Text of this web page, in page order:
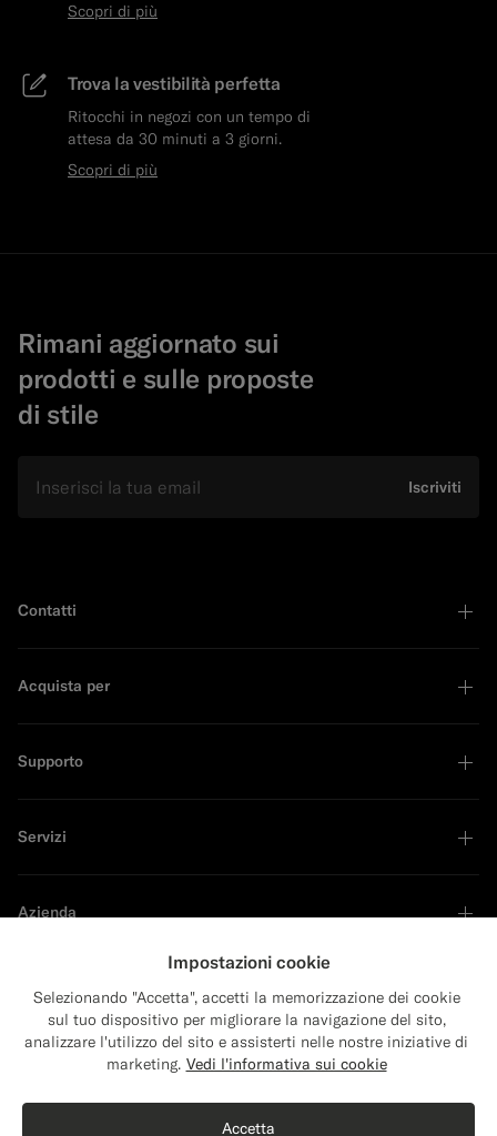
Acquista il look
Scopri di più
Trova la vestibilità perfetta
Ritocchi in negozi con un tempo di
attesa da 30 minuti a 3 giorni.
Scopri di più
Rimani aggiornato sui
prodotti e sulle proposte
di stile
Iscriviti
Contatti
Acquista per
Supporto
Servizi
Azienda
Sustainability Leader
Close
Spedizione: Stati Uniti?
i contenuti più rilevanti.
Impostazioni cookie
Selezionando "Accetta", accetti la memorizzazione dei cookie
sul tuo dispositivo per migliorare la navigazione del sito,
analizzare l'utilizzo del sito e assisterti nelle nostre iniziative di
marketing. Vedi l'informativa sui cookie
Accetta